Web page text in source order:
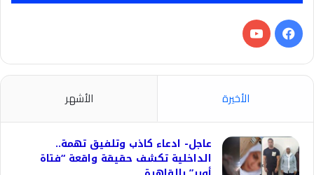
فيسبوك‫YouTube
الأخيرة الأشهر
عاجل- ادعاء كاذب وتلفيق تهمة..
الداخلية تكشف حقيقة واقعة “فتاة